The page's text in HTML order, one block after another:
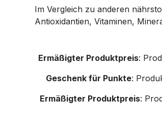
Im Vergleich zu anderen
Antioxidantien, Vitaminen,
Ermäßigter Produktpreis:
Geschenk für Punkte:
Ermäßigter Produktpreis: